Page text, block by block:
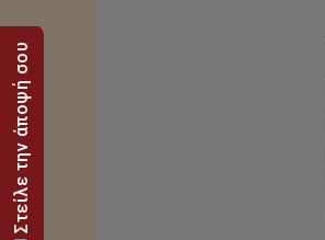
Στείλε την άποψή σου